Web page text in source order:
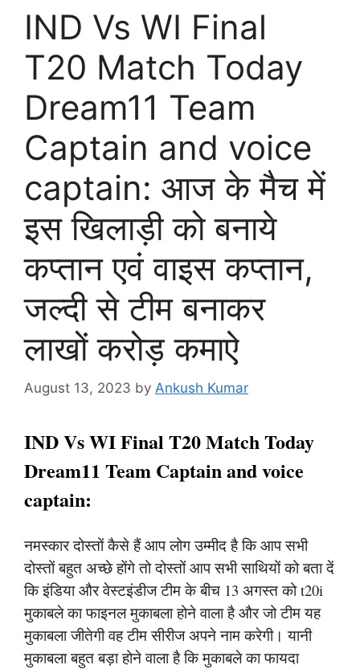
IND Vs WI Final
T20 Match Today
Dream11 Team
Captain and voice
captain: आज के मैच में
इस खिलाड़ी को बनाये
कप्तान एवं वाइस कप्तान,
जल्दी से टीम बनाकर
लाखों करोड़ कमाऐ
August 13, 2023 by Ankush Kumar
IND Vs WI Final T20 Match Today
Dream11 Team Captain and voice
captain:
नमस्कार दोस्तों कैसे हैं आप लोग उम्मीद है कि आप सभी
दोस्तों बहुत अच्छे होंगे तो दोस्तों आप सभी साथियों को बता दें
कि इंडिया और वेस्टइंडीज टीम के बीच 13 अगस्त को t20i
मुकाबले का फाइनल मुकाबला होने वाला है और जो टीम यह
मुकाबला जीतेगी वह टीम सीरीज अपने नाम करेगी। यानी
मुकाबला बहुत बड़ा होने वाला है कि मुकाबले का फायदा